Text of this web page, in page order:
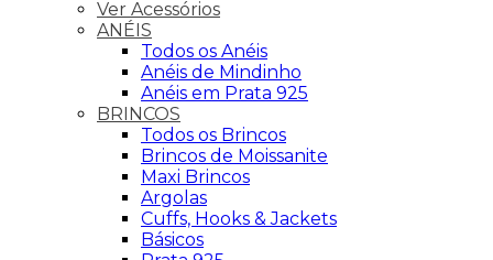
Ver Acessórios
ANÉIS
Todos os Anéis
Anéis de Mindinho
Anéis em Prata 925
BRINCOS
Todos os Brincos
Brincos de Moissanite
Maxi Brincos
Argolas
Cuffs, Hooks & Jackets
Básicos